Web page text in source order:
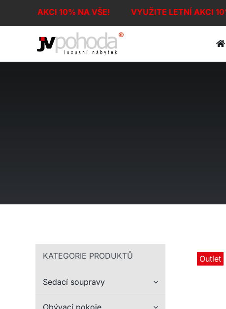
LETNÍ AKCI 10% NA VŠE! VYUŽITE LETNÍ AKCI
KATEGORIE PRODUKTŮ
Sedací soupravy
Obývací pokoje
Outlet